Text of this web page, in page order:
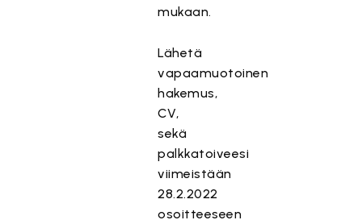
mukaan.
Lähetä
vapaamuotoinen
hakemus,
CV,
sekä
palkkatoiveesi
viimeistään
28.2.2022
osoitteeseen